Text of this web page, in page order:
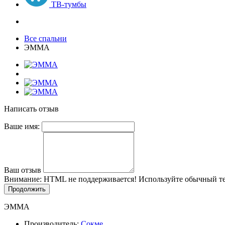
ТВ-тумбы
Все спальни
ЭММА
Написать отзыв
Ваше имя:
Ваш отзыв
Внимание: HTML не поддерживается! Используйте обычный
Продолжить
ЭММА